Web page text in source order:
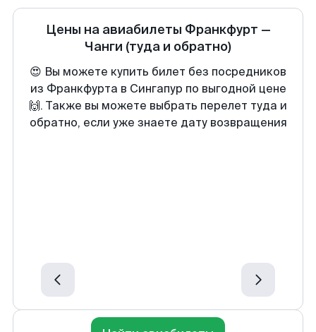
Цены на авиабилеты Франкфурт —
Чанги (туда и обратно)
😍 Вы можете купить билет без посредников
из Франкфурта в Сингапур по выгодной цене
🙌. Также вы можете выбрать перелет туда и
обратно, если уже знаете дату возвращения